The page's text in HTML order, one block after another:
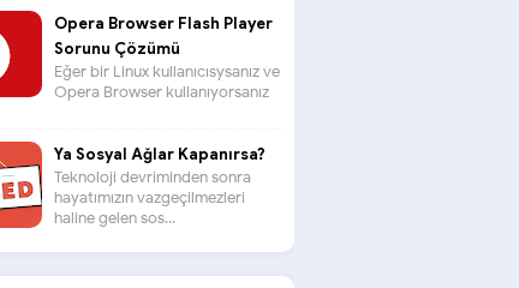
Opera Browser Flash Player
Sorunu Çözümü
Eğer bir Linux kullanıcısysanız ve
Opera Browser kullanıyorsanız
Ya Sosyal Ağlar Kapanırsa?
Teknoloji devriminden sonra
hayatımızın vazgeçilmezleri
haline gelen sos...